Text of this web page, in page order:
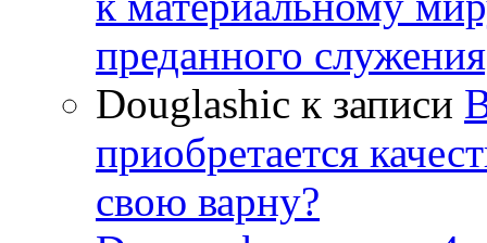
преданного
Douglashic к записи
приобретается
свою варну?